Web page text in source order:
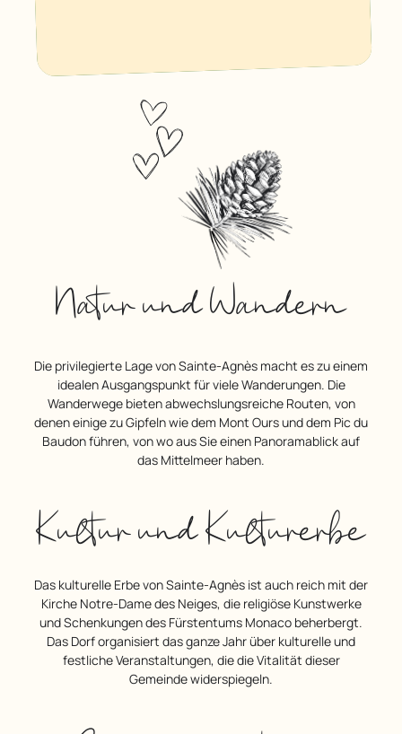
Natur und Wandern
Die privilegierte Lage von Sainte-Agnès macht es zu einem
idealen Ausgangspunkt für viele Wanderungen. Die
Wanderwege bieten abwechslungsreiche Routen, von
denen einige zu Gipfeln wie dem Mont Ours und dem Pic du
Baudon führen, von wo aus Sie einen Panoramablick auf
das Mittelmeer haben.
Kultur und Kulturerbe
Das kulturelle Erbe von Sainte-Agnès ist auch reich mit der
Kirche Notre-Dame des Neiges, die religiöse Kunstwerke
und Schenkungen des Fürstentums Monaco beherbergt.
Das Dorf organisiert das ganze Jahr über kulturelle und
festliche Veranstaltungen, die die Vitalität dieser
Gemeinde widerspiegeln.